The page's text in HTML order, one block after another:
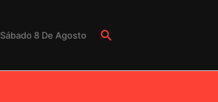
Sábado 8 De Agosto Buscar